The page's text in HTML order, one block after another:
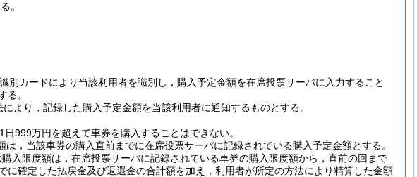
。
カードにより当該利用者を識別し，購入予定金額を在席投票サーバに入力すること
る。
より，記録した購入予定金額を当該利用者に通知するものとする。
日999万円を超えて車券を購入することはできない。
，当該車券の購入直前までに在席投票サーバに記録されている購入予定金額とする。
入限度額は，在席投票サーバに記録されている車券の購入限度額から，直前の回まで
確定した払戻金及び返還金の合計額を加え，利用者が所定の方法により精算した金額